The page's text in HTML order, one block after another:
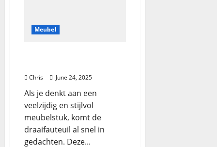
Meubel
Chris June 24, 2025
Als je denkt aan een
veelzijdig en stijlvol
meubelstuk, komt de
draaifauteuil al snel in
gedachten. Deze...